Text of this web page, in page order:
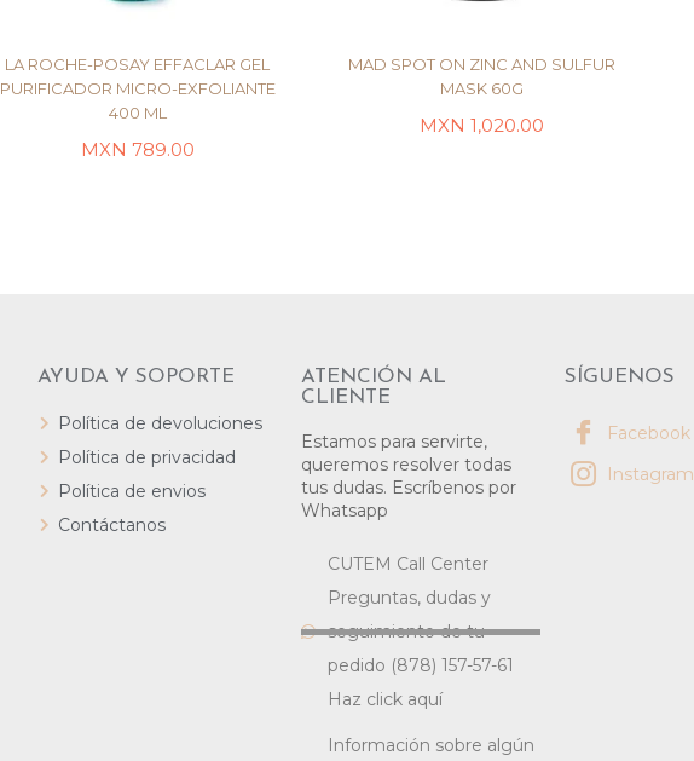
MAD SPOT ON ZINC AND SULFUR
MASK 60G
1,020.00
AÑADIR AL CARRITO
LA ROCHE-POSAY EFFACLAR GEL
PURIFICADOR MICRO-EXFOLIANTE
400 ML
789.00
AYUDA Y SOPORTE
Política de devoluciones
Política de privacidad
Política de envios
Contáctanos
ATENCIÓN AL
CLIENTE
Estamos para servirte,
queremos resolver todas
tus dudas. Escríbenos por
Whatsapp
CUTEM Call Center
Preguntas, dudas y
seguimiento de tu
pedido (878) 157-57-61
Haz click aquí
Información sobre algún
SÍGUENOS
Facebook
Instagram